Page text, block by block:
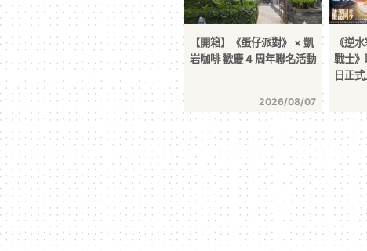
【開箱】《蛋仔派對》 × 凱
岩咖啡 歡慶 4 周年聯名活動
2026/08/07
《逆
戰士
日正